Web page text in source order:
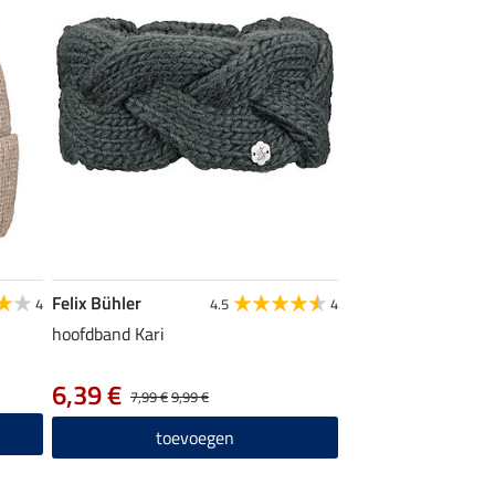
4 Felix Bühler 4.5 4
hoofdband Kari
7,99 €9,99 €
6,39 €
toevoegen